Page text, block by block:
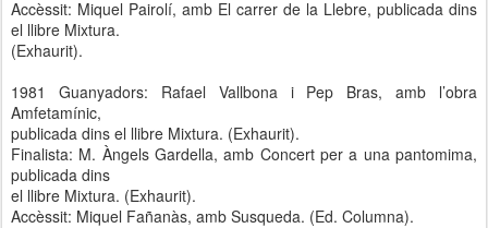
Accèssit: Miquel Pairolí, amb El carrer de la Llebre, publicada dins
el llibre Mixtura.
(Exhaurit).
1981 Guanyadors: Rafael Vallbona i Pep Bras, amb l’obra
Amfetamínic,
publicada dins el llibre Mixtura. (Exhaurit).
Finalista: M. Àngels Gardella, amb Concert per a una pantomima,
publicada dins
el llibre Mixtura. (Exhaurit).
Accèssit: Miquel Fañanàs, amb Susqueda. (Ed. Columna).